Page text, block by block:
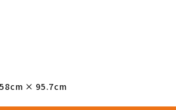
58cm × 95.7cm